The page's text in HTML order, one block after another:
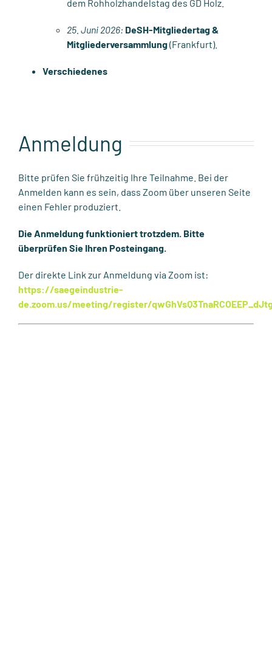
dem Rohholzhandelstag des GD Holz.
25. Juni 2026: DeSH-Mitgliedertag &
Mitgliederversammlung(Frankfurt).
Verschiedenes
Anmeldung
Bitte prüfen Sie frühzeitig Ihre Teilnahme. Bei der
Anmelden kann es sein, dass Zoom über unseren Seite
einen Fehler produziert.
Die Anmeldung funktioniert trotzdem. Bitte
überprüfen Sie Ihren Posteingang.
Der direkte Link zur Anmeldung via Zoom ist:
https://saegeindustrie-
de.zoom.us/meeting/register/